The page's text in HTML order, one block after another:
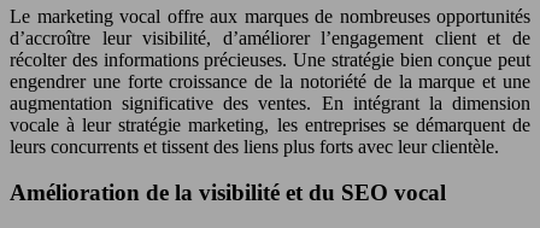
Le marketing vocal offre aux marques de nombreuses opportunités
d’accroître leur visibilité, d’améliorer l’engagement client et de
récolter des informations précieuses. Une stratégie bien conçue peut
engendrer une forte croissance de la notoriété de la marque et une
augmentation significative des ventes. En intégrant la dimension
vocale à leur stratégie marketing, les entreprises se démarquent de
leurs concurrents et tissent des liens plus forts avec leur clientèle.
Amélioration de la visibilité et du SEO vocal